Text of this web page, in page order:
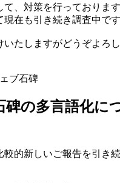
て、対策を行っておりま
在も引き続き調査中です
いたしますがどうぞよろ
ブ石碑
碑の多言語化に
較的新しいご報告を引き